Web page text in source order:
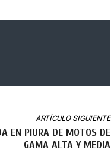
ARTÍCULO SIGUIENTE
EN PIURA DE MOTOS DE
GAMA ALTA Y MEDIA